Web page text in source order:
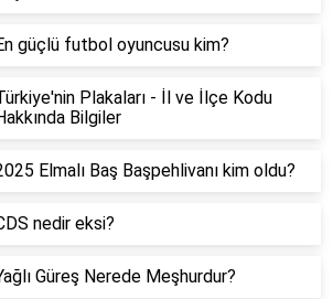
güçlü futbol oyuncusu kim?
Plakaları - İl ve İlçe Kodu
Bilgiler
Elmalı Baş Başpehlivanı kim oldu?
nedir eksi?
Güreş Nerede Meşhurdur?